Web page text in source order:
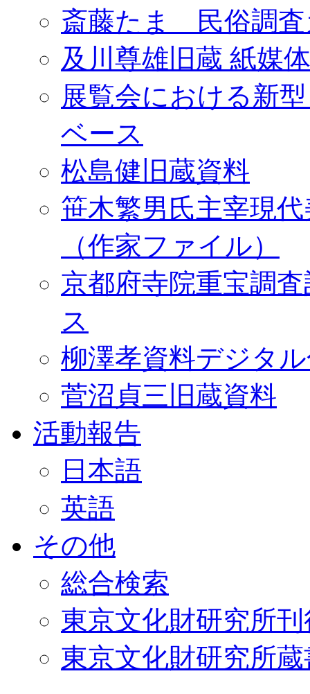
斎藤たま 民俗調査
及川尊雄旧蔵 紙媒
展覧会における新
ベース
松島健旧蔵資料
笹木繁男氏主宰現
（作家ファイル）
京都府寺院重宝調
ス
柳澤孝資料デジタ
菅沼貞三旧蔵資料
活動報告
日本語
英語
その他
総合検索
東京文化財研究所
東京文化財研究所